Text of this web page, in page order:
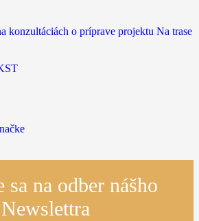
konzultáciách o príprave projektu Na trase
sa na odber nášho
Newslettra